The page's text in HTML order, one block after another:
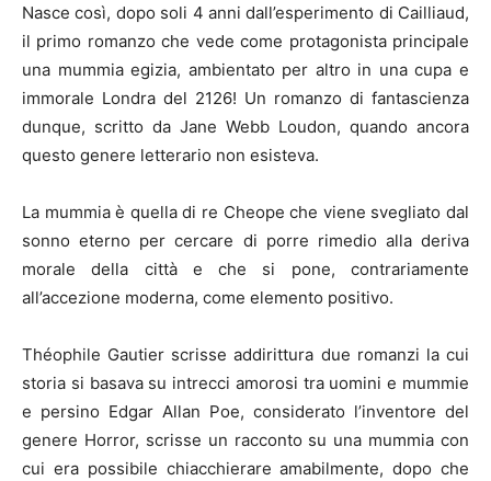
Nasce così, dopo soli 4 anni dall’esperimento di Cailliaud,
il primo romanzo che vede come protagonista principale
una mummia egizia, ambientato per altro in una cupa e
immorale Londra del 2126! Un romanzo di fantascienza
dunque, scritto da Jane Webb Loudon, quando ancora
questo genere letterario non esisteva.
La mummia è quella di re Cheope che viene svegliato dal
sonno eterno per cercare di porre rimedio alla deriva
morale della città e che si pone, contrariamente
all’accezione moderna, come elemento positivo.
Théophile Gautier scrisse addirittura due romanzi la cui
storia si basava su intrecci amorosi tra uomini e mummie
e persino Edgar Allan Poe, considerato l’inventore del
genere Horror, scrisse un racconto su una mummia con
cui era possibile chiacchierare amabilmente, dopo che